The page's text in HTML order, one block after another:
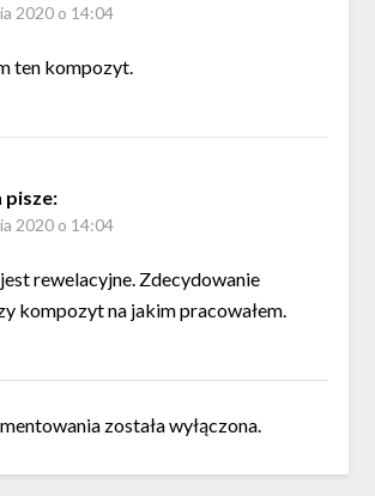
2020 o 14:04
ten kompozyt.
pisze:
2020 o 14:04
rewelacyjne. Zdecydowanie
kompozyt na jakim pracowałem.
została wyłączona.